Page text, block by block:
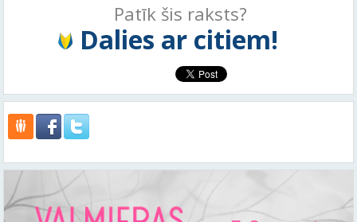
Patīk šis raksts?
Dalies ar citiem!